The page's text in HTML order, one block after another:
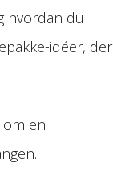
hvordan du
idéer, der
en